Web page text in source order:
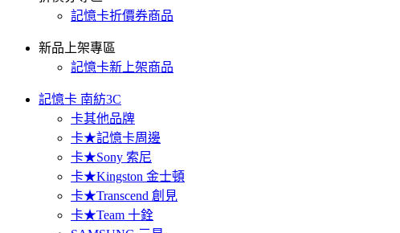
記憶卡折價券商品
新品上架專區
記憶卡新上架商品
記憶卡 南紡3C
卡其他品牌
卡★記憶卡周邊
卡★Sony 索尼
卡★Kingston 金士頓
卡★Transcend 創見
卡★Team 十銓